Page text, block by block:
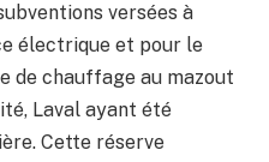
versées à
électrique et pour le
de chauffage au mazout
Laval ayant été
Cette réserve